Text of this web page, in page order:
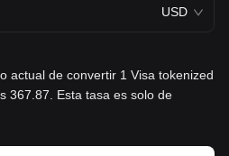
USD
actual de convertir 1 Visa tokenized
367.87. Esta tasa es solo de